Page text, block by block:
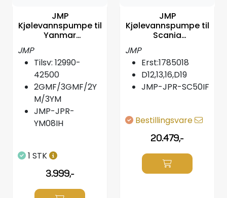
JMP
Kjølevannspumpe til
Yanmar
2GMF/3GMF/2YM/3
YM,12990-42500
JMP
Tilsv: 12990-
42500
2GMF/3GMF/2Y
M/3YM
JMP-JPR-
YM08IH
1 STK
3.999,-
JMP
Kjølevannspumpe til
Scania
DI9/DI12/DI13/DI16
JMP
Erst:1785018
D12,13,16,D19
JMP-JPR-SC50IF
Bestillingsvare
20.479,-